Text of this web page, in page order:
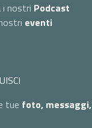
nostri Podcast
eventi
tue foto, messaggi,